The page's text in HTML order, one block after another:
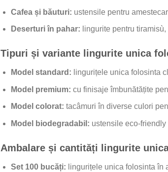
Cafea și băuturi: ustensile pentru
Deserturi în pahar: lingurite pentru
Tipuri și variante lingurite unica
Model standard: lingurițele unica folosinta
Model premium: cu finisaje îmbunătățite
Model colorat: tacâmuri în diverse culori
Model biodegradabil: ustensile eco-
Ambalare și cantități lingurite
Set 100 bucăți: lingurițele unica folosinta în